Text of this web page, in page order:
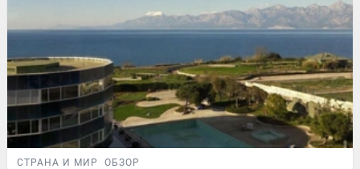
СТРАНА И МИР ОБЗОР